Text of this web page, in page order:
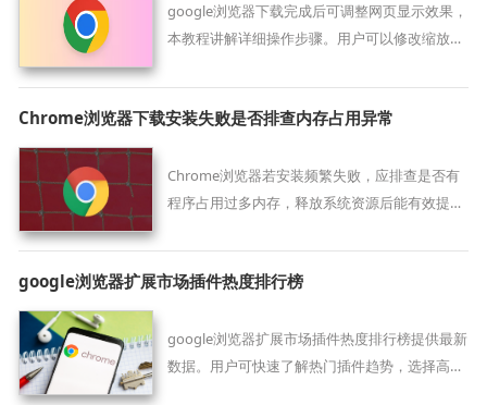
google浏览器下载完成后可调整网页显示效果，
本教程讲解详细操作步骤。用户可以修改缩放比
和个性化。
Chrome浏览器下载安装失败是否排查内存占用异常
Chrome浏览器若安装频繁失败，应排查是否有
程序占用过多内存，释放系统资源后能有效提升
google浏览器扩展市场插件热度排行榜
google浏览器扩展市场插件热度排行榜提供最新
数据。用户可快速了解热门插件趋势，选择高评